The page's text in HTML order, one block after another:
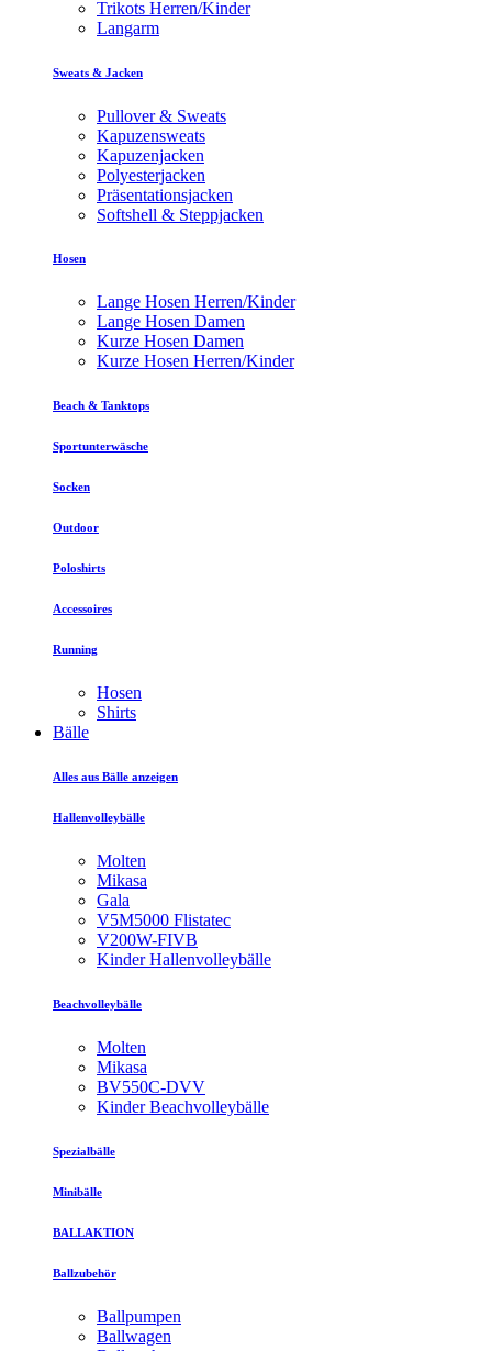
Trikots Herren/Kinder
Langarm
Sweats & Jacken
Pullover & Sweats
Kapuzensweats
Kapuzenjacken
Polyesterjacken
Präsentationsjacken
Softshell & Steppjacken
Hosen
Lange Hosen Herren/Kinder
Lange Hosen Damen
Kurze Hosen Damen
Kurze Hosen Herren/Kinder
Beach & Tanktops
Sportunterwäsche
Socken
Outdoor
Poloshirts
Accessoires
Running
Hosen
Shirts
Bälle
Alles aus Bälle anzeigen
Hallenvolleybälle
Molten
Mikasa
Gala
V5M5000 Flistatec
V200W-FIVB
Kinder Hallenvolleybälle
Beachvolleybälle
Molten
Mikasa
BV550C-DVV
Kinder Beachvolleybälle
Spezialbälle
Minibälle
BALLAKTION
Ballzubehör
Ballpumpen
Ballwagen